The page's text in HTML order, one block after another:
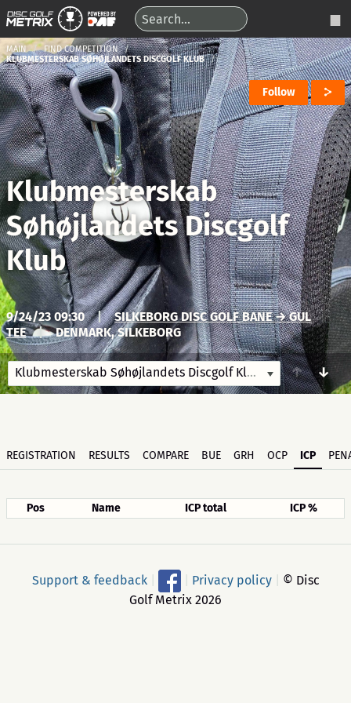
MAIN
FIND COMPETITION
KLUBMESTERSKAB SØHØJLANDETS DISCGOLF KLUB
Follow
Klubmesterskab
Søhøjlandets Discgolf
Klub
9/24/23 09:30 |
SILKEBORG DISC GOLF BANE → GUL
TEE
| DENMARK, SILKEBORG
Klubmesterskab Søhøjlandets Discgolf Klub 9/24/23 09:30
↑ ↓
REGISTRATION RESULTS COMPARE BUE GRH OCP ICP
Pos Name ICP total ICP %
Support & feedback Privacy policy
© Disc
Golf Metrix 2026